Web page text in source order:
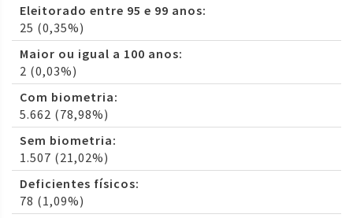
Eleitorado entre 95 e 99 anos:
25 (0,35%)
Maior ou igual a 100 anos:
2 (0,03%)
Com biometria:
5.662 (78,98%)
Sem biometria:
1.507 (21,02%)
Deficientes físicos:
78 (1,09%)